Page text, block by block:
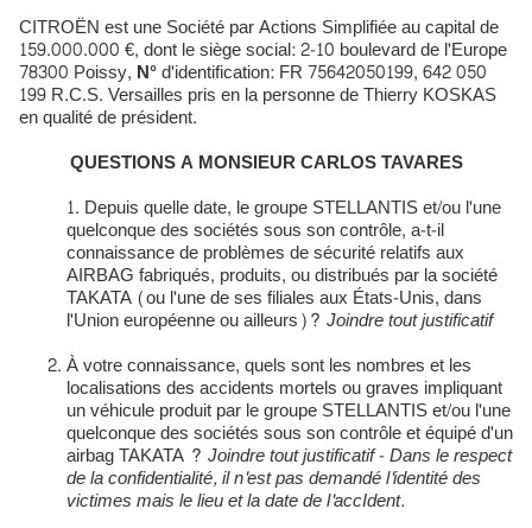
CITROËN est une Société par Actions Simplifiée au capital de
159.000.000 €, dont le siège social: 2-10 boulevard de l'Europe
78300 Poissy, N°d'identification: FR 75642050199, 642 050
199 R.C.S. Versailles pris en la personne de Thierry KOSKAS
en qualité de président.
QUESTIONS A MONSIEUR CARLOS TAVARES
Depuis quelle date, le groupe STELLANTIS et/ou l'une
quelconque des sociétés sous son contrôle, a-t-il
connaissance de problèmes de sécurité relatifs aux
AIRBAG fabriqués, produits, ou distribués par la société
TAKATA (ou l'une de ses filiales aux États-Unis, dans
l'Union européenne ou ailleurs)? Joindre tout justificatif
À votre connaissance, quels sont les nombres et les
localisations des accidents mortels ou graves impliquant
un véhicule produit par le groupe STELLANTIS et/ou l'une
quelconque des sociétés sous son contrôle et équipé d'un
airbag TAKATA ? Joindre tout justificatif-Dans le respect
de la confidentialité, il n'est pas demandé l'identité des
victimes mais le lieuetla date de l'accIdent.